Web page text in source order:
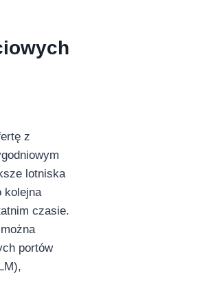
z
lotniska
kolejna
czasie.
portów